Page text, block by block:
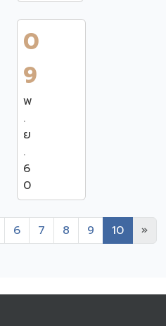
0
9
พ
.
ย
.
6
0
6 7 8 9 10 »